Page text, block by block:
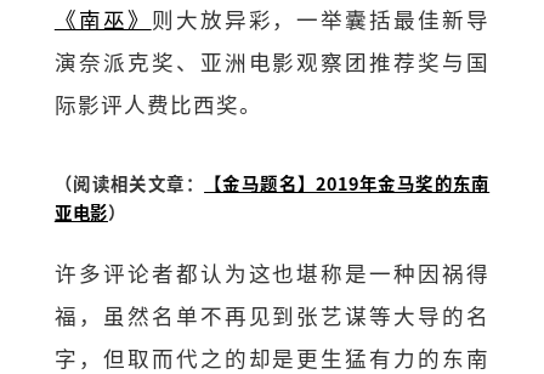
《南巫》 则大放异彩，一举囊括最佳新导
演奈派克奖、亚洲电影观察团推荐奖与国
际影评人费比西奖。
（阅读相关文章：
【金马题名】2019年金马奖的东南
亚电影）
许多评论者都认为这也堪称是一种因祸得
福，虽然名单不再见到张艺谋等大导的名
字，但取而代之的却是更生猛有力的东南